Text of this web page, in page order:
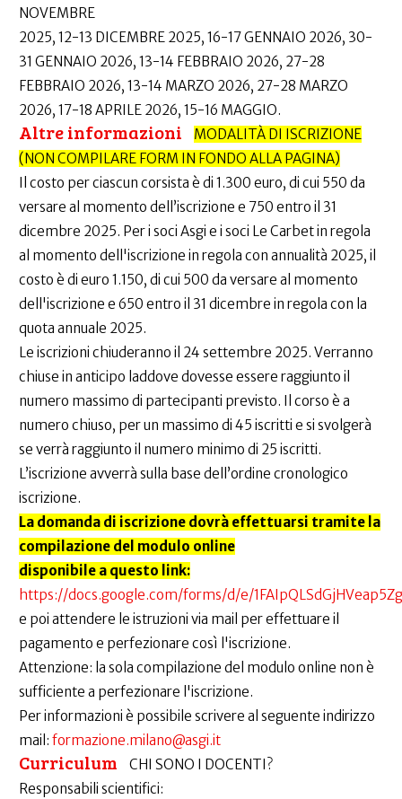
NOVEMBRE
2025, 12-13 DICEMBRE 2025, 16-17 GENNAIO 2026, 30-
31 GENNAIO 2026, 13-14 FEBBRAIO 2026, 27-28
FEBBRAIO 2026, 13-14 MARZO 2026, 27-28 MARZO
2026, 17-18 APRILE 2026, 15-16 MAGGIO.
Altre informazioni
MODALITÀ DI ISCRIZIONE
(NON COMPILARE FORM IN FONDO ALLA PAGINA)
Il costo per ciascun corsista è di 1.300 euro, di cui 550 da
versare al momento dell’iscrizione e 750 entro il 31
dicembre 2025. Per i soci Asgi e i soci Le Carbet in regola
al momento dell'iscrizione in regola con annualità 2025, il
costo è di euro 1.150, di cui 500 da versare al momento
dell'iscrizione e 650 entro il 31 dicembre in regola con la
quota annuale 2025.
Le iscrizioni chiuderanno il 24 settembre 2025. Verranno
chiuse in anticipo laddove dovesse essere raggiunto il
numero massimo di partecipanti previsto. Il corso è a
numero chiuso, per un massimo di 45 iscritti e si svolgerà
se verrà raggiunto il numero minimo di 25 iscritti.
L’iscrizione avverrà sulla base dell’ordine cronologico
iscrizione.
La domanda di iscrizione dovrà effettuarsi tramite la
compilazione del modulo online
disponibile a questo link:
https://docs.google.com/forms/d/e/
e poi attendere le istruzioni via mail per effettuare il
pagamento e perfezionare così l'iscrizione.
Attenzione: la sola compilazione del modulo online non è
sufficiente a perfezionare l'iscrizione.
Per informazioni è possibile scrivere al seguente indirizzo
mail: formazione.milano@asgi.it
Curriculum
CHI SONO I DOCENTI?
Responsabili scientifici: